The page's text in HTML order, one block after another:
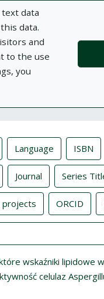
data
data.
and
to the use
you
Documents
Language ISBN
Journal Series
projects ORCID
wskaźniki lipidowe
celulaz